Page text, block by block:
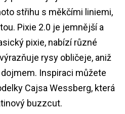
střihu s měkčími liniemi,
Pixie 2.0 je jemnější a
pixie, nabízí různé
rysy obličeje, aniž
Inspiraci můžete
Cajsa Wessberg, která
buzzcut.